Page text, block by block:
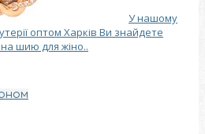
У нашому
оптом Харків Ви знайдете
шию для жіно..